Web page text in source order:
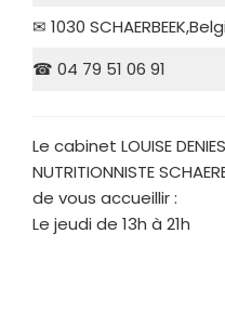
✉ 1030
☎ 04 79 51 06 91
Le cabinet LOUISE
NUTRITIONNISTE
de vous accueillir :
Le jeudi de 13h à 21h